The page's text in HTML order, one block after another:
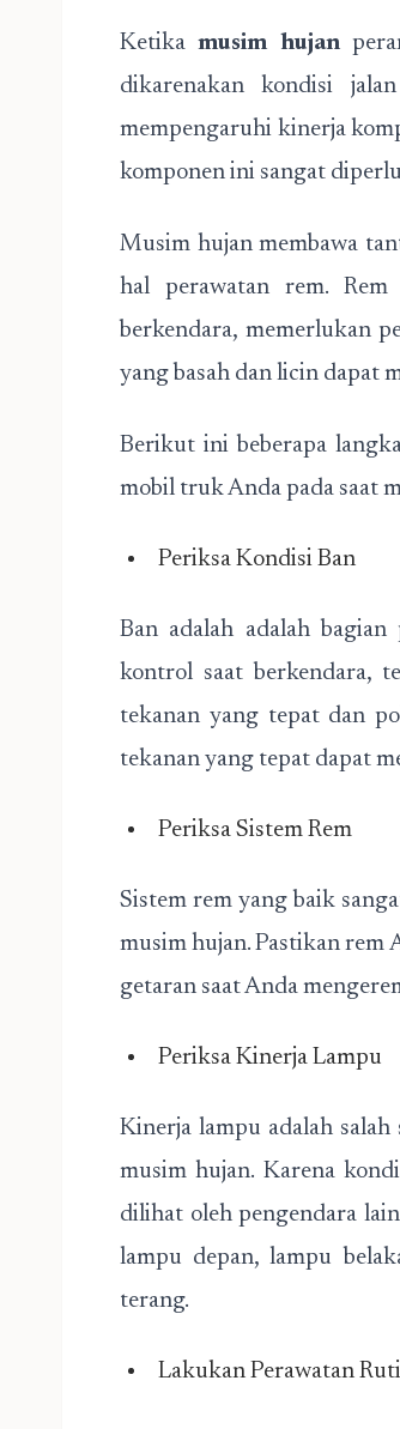
Ketikamusim hujan
dikarenakan kondisi
mempengaruhi kinerja
komponen ini sangat
Musim hujan membawa
hal perawatan rem.
berkendara, memerlukan
yang basah dan licin dapat
Berikut ini beberapa
mobil truk Anda pada saat
Periksa Kondisi Ban
Ban adalah adalah
kontrol saat berkendara,
tekanan yang tepat dan
tekanan yang tepat dapat
Periksa Sistem Rem
Sistem rem yang baik
musim hujan. Pastikan rem
getaran saat Anda
Periksa Kinerja Lampu
Kinerja lampu adalah
musim hujan. Karena
dilihat oleh pengendara
lampu depan, lampu
terang.
Lakukan Perawatan